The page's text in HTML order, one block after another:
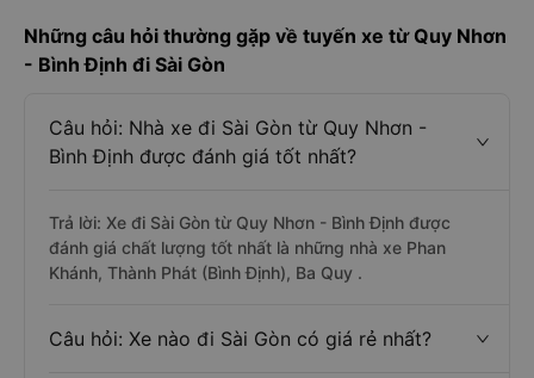
Những câu hỏi thường gặp về tuyến xe từ Quy Nhơn
- Bình Định đi Sài Gòn
Câu hỏi: Nhà xe đi Sài Gòn từ Quy Nhơn -
Bình Định được đánh giá tốt nhất?
Trả lời: Xe đi Sài Gòn từ Quy Nhơn - Bình Định được
đánh giá chất lượng tốt nhất là những nhà xe Phan
Khánh, Thành Phát (Bình Định), Ba Quy .
Câu hỏi: Xe nào đi Sài Gòn có giá rẻ nhất?